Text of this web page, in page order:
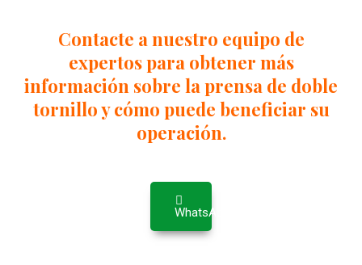
Contacte a nuestro equipo de
expertos para obtener más
información sobre la prensa de doble
tornillo y cómo puede beneficiar su
operación.
WhatsApp